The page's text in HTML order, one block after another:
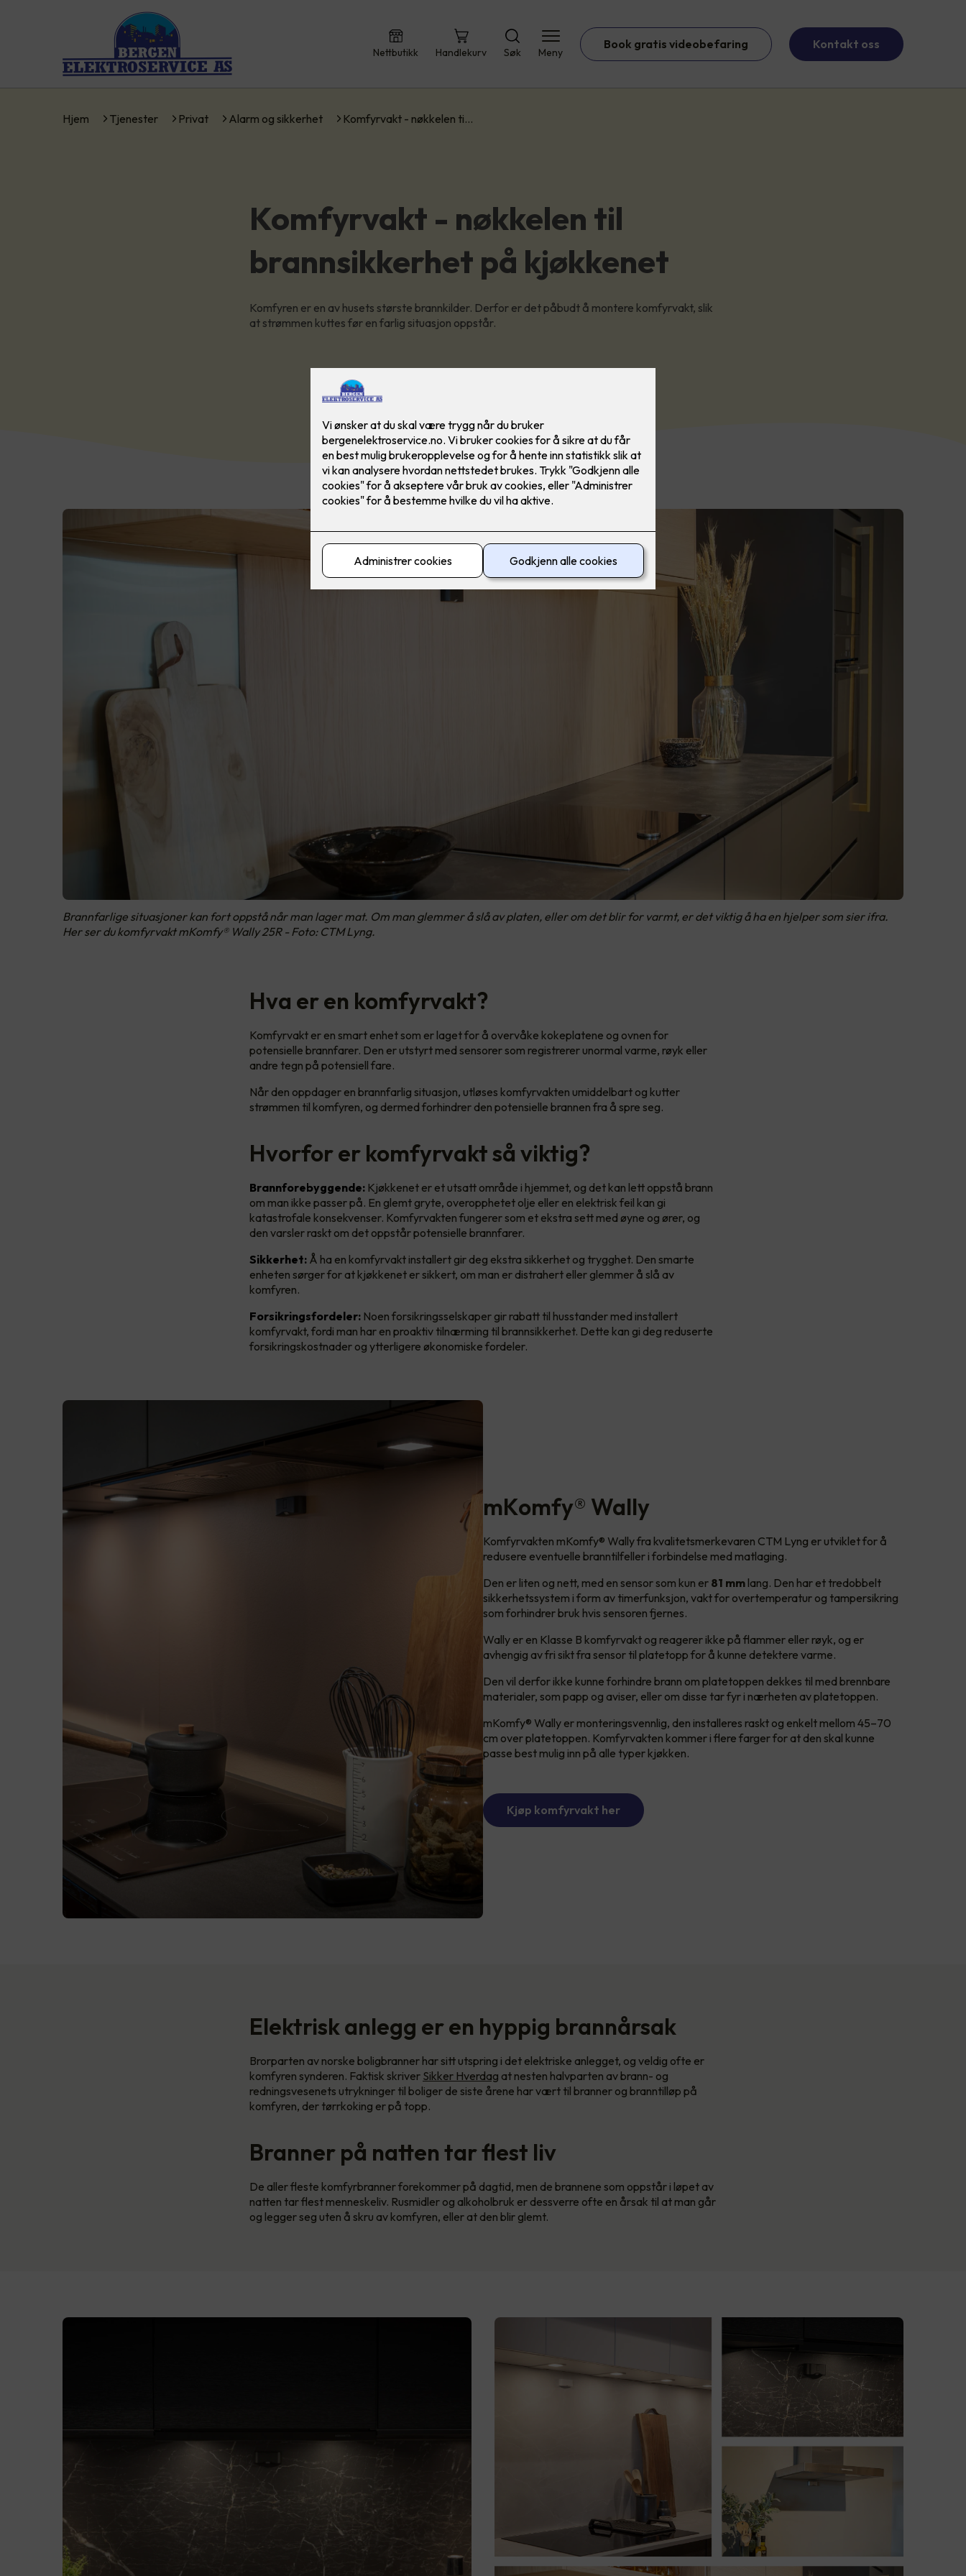
Nettbutikk Handlekurv Søk Meny
Book gratis videobefaring Kontakt oss
Hjem Tjenester Privat Alarm og sikkerhet Komfyrvakt - nøkkelen ti…
Komfyrvakt - nøkkelen til
brannsikkerhet på kjøkkenet
Komfyren er en av husets største brannkilder. Derfor er det påbudt å montere komfyrvakt, slik
at strømmen kuttes før en farlig situasjon oppstår.
Brannfarlige situasjoner kan fort oppstå når man lager mat. Om man glemmer å slå av platen, eller om det blir for varmt, er det viktig å ha en hjelper som sier ifra.
Her ser du komfyrvakt mKomfy® Wally 25R - Foto: CTM Lyng.
Hva er en komfyrvakt?
Komfyrvakt er en smart enhet som er laget for å overvåke kokeplatene og ovnen for
potensielle brannfarer. Den er utstyrt med sensorer som registrerer unormal varme, røyk eller
andre tegn på potensiell fare.
Når den oppdager en brannfarlig situasjon, utløses komfyrvakten umiddelbart og kutter
strømmen til komfyren, og dermed forhindrer den potensielle brannen fra å spre seg.
Hvorfor er komfyrvakt så viktig?
Brannforebyggende: Kjøkkenet er et utsatt område i hjemmet, og det kan lett oppstå brann
om man ikke passer på. En glemt gryte, overopphetet olje eller en elektrisk feil kan gi
katastrofale konsekvenser. Komfyrvakten fungerer som et ekstra sett med øyne og ører, og
den varsler raskt om det oppstår potensielle brannfarer.
Sikkerhet: Å ha en komfyrvakt installert gir deg ekstra sikkerhet og trygghet. Den smarte
enheten sørger for at kjøkkenet er sikkert, om man er distrahert eller glemmer å slå av
komfyren.
Forsikringsfordeler: Noen forsikringsselskaper gir rabatt til husstander med installert
komfyrvakt, fordi man har en proaktiv tilnærming til brannsikkerhet. Dette kan gi deg reduserte
forsikringskostnader og ytterligere økonomiske fordeler.
mKomfy® Wally
Komfyrvakten mKomfy® Wally fra kvalitetsmerkevaren CTM Lyng er utviklet for å
redusere eventuelle branntilfeller i forbindelse med matlaging.
Den er liten og nett, med en sensor som kun er 81 mm lang. Den har et tredobbelt
sikkerhetssystem i form av timerfunksjon, vakt for overtemperatur og tampersikring
som forhindrer bruk hvis sensoren fjernes.
Wally er en Klasse B komfyrvakt og reagerer ikke på flammer eller røyk, og er
avhengig av fri sikt fra sensor til platetopp for å kunne detektere varme.
Den vil derfor ikke kunne forhindre brann om platetoppen dekkes til med brennbare
materialer, som papp og aviser, eller om disse tar fyr i nærheten av platetoppen.
mKomfy® Wally er monteringsvennlig, den installeres raskt og enkelt mellom 45–70
cm over platetoppen. Komfyrvakten kommer i flere farger for at den skal kunne
passe best mulig inn på alle typer kjøkken.
Kjøp komfyrvakt her
Elektrisk anlegg er en hyppig brannårsak
Brorparten av norske boligbranner har sitt utspring i det elektriske anlegget, og veldig ofte er
komfyren synderen. Faktisk skriver Sikker Hverdag at nesten halvparten av brann- og
redningsvesenets utrykninger til boliger de siste årene har vært til branner og branntilløp på
komfyren, der tørrkoking er på topp.
Branner på natten tar flest liv
De aller fleste komfyrbranner forekommer på dagtid, men de brannene som oppstår i løpet av
natten tar flest menneskeliv. Rusmidler og alkoholbruk er dessverre ofte en årsak til at man går
og legger seg uten å skru av komfyren, eller at den blir glemt.